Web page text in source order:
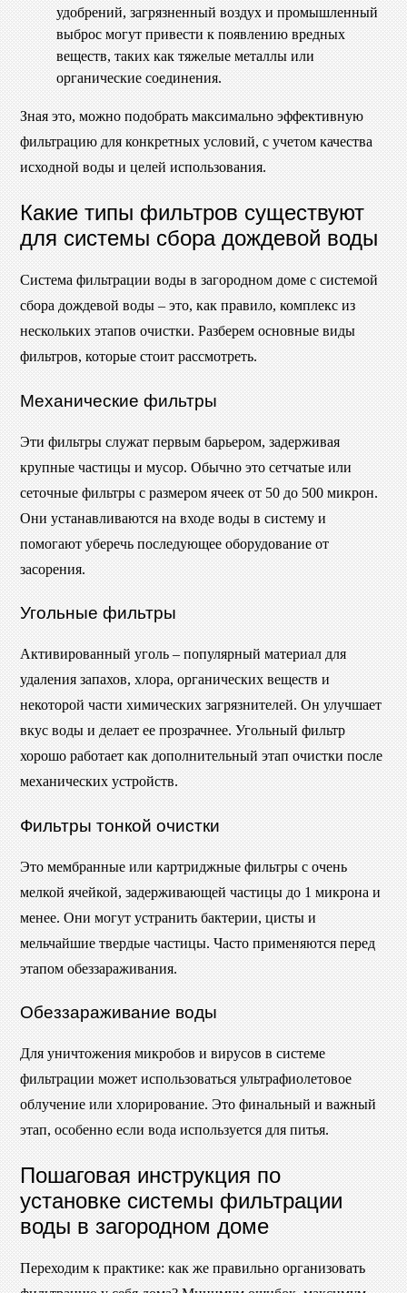
удобрений, загрязненный воздух и промышленный
выброс могут привести к появлению вредных
веществ, таких как тяжелые металлы или
органические соединения.
Зная это, можно подобрать максимально эффективную
фильтрацию для конкретных условий, с учетом качества
исходной воды и целей использования.
Какие типы фильтров существуют
для системы сбора дождевой воды
Система фильтрации воды в загородном доме с системой
сбора дождевой воды – это, как правило, комплекс из
нескольких этапов очистки. Разберем основные виды
фильтров, которые стоит рассмотреть.
Механические фильтры
Эти фильтры служат первым барьером, задерживая
крупные частицы и мусор. Обычно это сетчатые или
сеточные фильтры с размером ячеек от 50 до 500 микрон.
Они устанавливаются на входе воды в систему и
помогают уберечь последующее оборудование от
засорения.
Угольные фильтры
Активированный уголь – популярный материал для
удаления запахов, хлора, органических веществ и
некоторой части химических загрязнителей. Он улучшает
вкус воды и делает ее прозрачнее. Угольный фильтр
хорошо работает как дополнительный этап очистки после
механических устройств.
Фильтры тонкой очистки
Это мембранные или картриджные фильтры с очень
мелкой ячейкой, задерживающей частицы до 1 микрона и
менее. Они могут устранить бактерии, цисты и
мельчайшие твердые частицы. Часто применяются перед
этапом обеззараживания.
Обеззараживание воды
Для уничтожения микробов и вирусов в системе
фильтрации может использоваться ультрафиолетовое
облучение или хлорирование. Это финальный и важный
этап, особенно если вода используется для питья.
Пошаговая инструкция по
установке системы фильтрации
воды в загородном доме
Переходим к практике: как же правильно организовать